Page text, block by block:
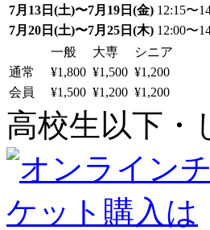
7月13日(土)〜7月19日(金) 12:15〜
7月20日(土)〜7月25日(木) 12:00〜
一般
大専
シニア
通常
¥1,800 ¥1,500 ¥1,200
会員
¥1,500 ¥1,200 ¥1,200
高校生以下・